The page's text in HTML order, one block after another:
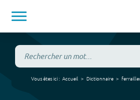
Vous êtes ici : Accueil Dictionnaire